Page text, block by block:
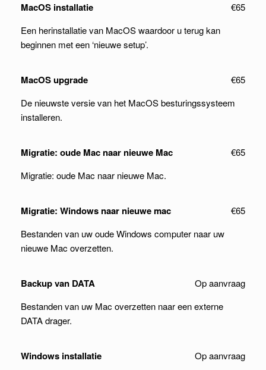
MacOS installatie
€65
Een herinstallatie van MacOS waardoor u terug kan
beginnen met een ‘nieuwe setup’.
MacOS upgrade
€65
De nieuwste versie van het MacOS besturingssysteem
installeren.
Migratie: oude Mac naar nieuwe Mac
€65
Migratie: oude Mac naar nieuwe Mac.
Migratie: Windows naar nieuwe mac
€65
Bestanden van uw oude Windows computer naar uw
nieuwe Mac overzetten.
Backup van DATA
Op aanvraag
Bestanden van uw Mac overzetten naar een externe
DATA drager.
Windows installatie
Op aanvraag